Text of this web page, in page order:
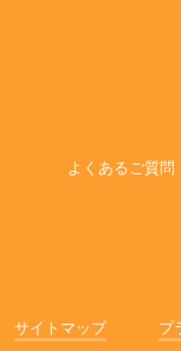
よくあるご質問
サイトマップ プ